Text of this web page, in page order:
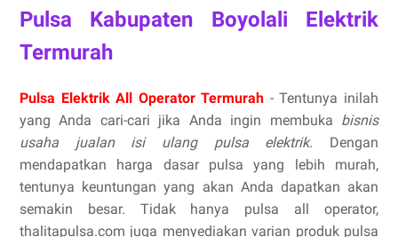
Pulsa Kabupaten Boyolali Elektrik
Termurah
Pulsa Elektrik All Operator Termurah - Tentunya inilah
yang Anda cari-cari jika Anda ingin membuka bisnis
usaha jualan isi ulang pulsa elektrik. Dengan
mendapatkan harga dasar pulsa yang lebih murah,
tentunya keuntungan yang akan Anda dapatkan akan
semakin besar. Tidak hanya pulsa all operator,
thalitapulsa.com juga menyediakan varian produk pulsa